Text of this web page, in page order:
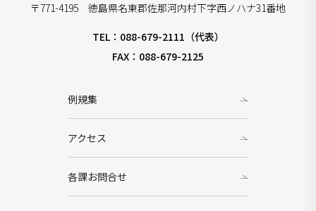
〒771-4195 徳島県名東郡佐那河内村下字西ノハナ31番地
TEL：088-679-2111（代表）
FAX：088-679-2125
例規集
アクセス
各課お問合せ